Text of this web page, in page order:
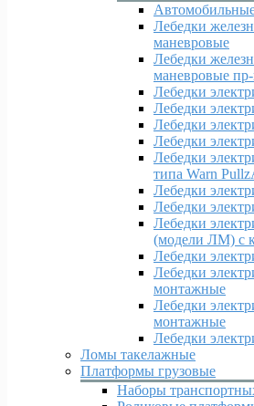
Лебедки
маневровые
Лебедки
маневровые
Лебедки
Лебедки
Лебедки
Лебедки
Лебедки
типа Warn
Лебедки
Лебедки
Лебедки
(модели ЛМ) с
Лебедки
Лебедки
монтажные
Лебедки
монтажные
Лебедки
Ломы такелажные
Платформы грузовые
Наборы